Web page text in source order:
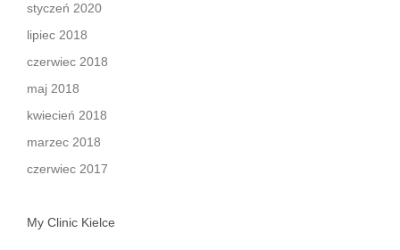
styczeń 2020
lipiec 2018
czerwiec 2018
maj 2018
kwiecień 2018
marzec 2018
czerwiec 2017
My Clinic Kielce